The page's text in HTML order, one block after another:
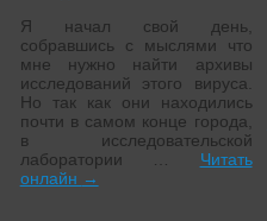
Я начал свой день,
собравшись с мыслями что
мне нужно найти архивы
исследований этого вируса.
Но так как они находились
почти в самом конце города,
в исследовательской
лаборатории … Читать
онлайн →